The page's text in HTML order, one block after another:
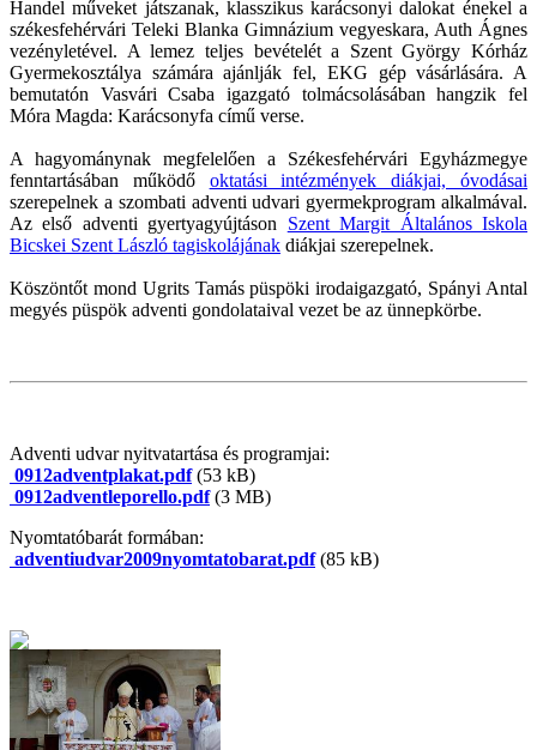
Handel műveket játszanak, klasszikus karácsonyi dalokat énekel a
székesfehérvári Teleki Blanka Gimnázium vegyeskara, Auth Ágnes
vezényletével. A lemez teljes bevételét a Szent György Kórház
Gyermekosztálya számára ajánlják fel, EKG gép vásárlására. A
bemutatón Vasvári Csaba igazgató tolmácsolásában hangzik fel
Móra Magda: Karácsonyfa című verse.
A hagyománynak megfelelően a Székesfehérvári Egyházmegye
fenntartásában működő oktatási intézmények diákjai, óvodásai
szerepelnek a szombati adventi udvari gyermekprogram alkalmával.
Az első adventi gyertyagyújtáson Szent Margit Általános Iskola
Bicskei Szent László tagiskolájának diákjai szerepelnek.
Köszöntőt mond Ugrits Tamás püspöki irodaigazgató, Spányi Antal
megyés püspök adventi gondolataival vezet be az ünnepkörbe.
Adventi udvar nyitvatartása és programjai:
0912adventplakat.pdf(53 kB)
0912adventleporello.pdf(3 MB)
Nyomtatóbarát formában:
adventiudvar2009nyomtatobarat.pdf(85 kB)